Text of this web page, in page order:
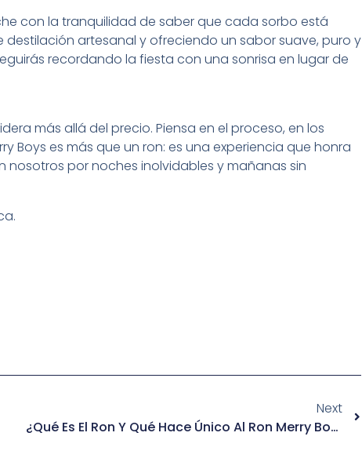
con la tranquilidad de saber que cada sorbo está
artesanal y ofreciendo un sabor suave, puro y
recordando la fiesta con una sonrisa en lugar de
más allá del precio. Piensa en el proceso, en los
Boys es más que un ron: es una experiencia que honra
nosotros por noches inolvidables y mañanas sin
Next
¿Qué Es El Ron Y Qué Hace Único Al Ron Merry Boys?